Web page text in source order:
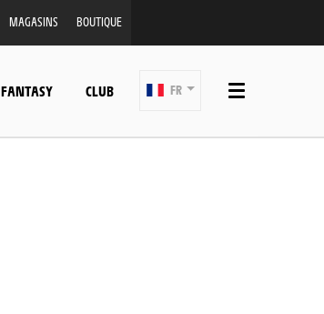
MAGASINS BOUTIQUE
FANTASY CLUB FR